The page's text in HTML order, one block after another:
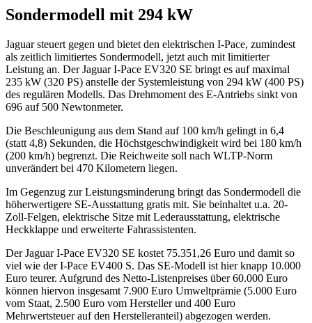
Sondermodell mit 294 kW
Jaguar steuert gegen und bietet den elektrischen I-Pace, zumindest
als zeitlich limitiertes Sondermodell, jetzt auch mit limitierter
Leistung an. Der Jaguar I-Pace EV320 SE bringt es auf maximal
235 kW (320 PS) anstelle der Systemleistung von 294 kW (400 PS)
des regulären Modells. Das Drehmoment des E-Antriebs sinkt von
696 auf 500 Newtonmeter.
Die Beschleunigung aus dem Stand auf 100 km/h gelingt in 6,4
(statt 4,8) Sekunden, die Höchstgeschwindigkeit wird bei 180 km/h
(200 km/h) begrenzt. Die Reichweite soll nach WLTP-Norm
unverändert bei 470 Kilometern liegen.
Im Gegenzug zur Leistungsminderung bringt das Sondermodell die
höherwertigere SE-Ausstattung gratis mit. Sie beinhaltet u.a. 20-
Zoll-Felgen, elektrische Sitze mit Lederausstattung, elektrische
Heckklappe und erweiterte Fahrassistenten.
Der Jaguar I-Pace EV320 SE kostet 75.351,26 Euro und damit so
viel wie der I-Pace EV400 S. Das SE-Modell ist hier knapp 10.000
Euro teurer. Aufgrund des Netto-Listenpreises über 60.000 Euro
können hiervon insgesamt 7.900 Euro Umweltprämie (5.000 Euro
vom Staat, 2.500 Euro vom Hersteller und 400 Euro
Mehrwertsteuer auf den Herstelleranteil) abgezogen werden.